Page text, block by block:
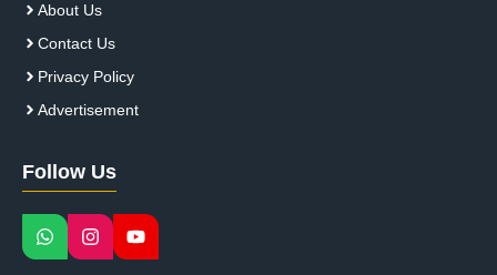
About Us
Contact Us
Privacy Policy
Advertisement
Follow Us